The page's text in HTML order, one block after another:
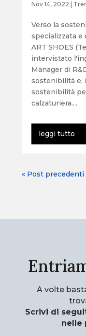
Nov 14, 2022
Verso la
specializzata e
ART SHOES
intervistato
Manager di
sostenibilità e,
sostenibilità
calzaturiera....
leggi tutto
« Post precedenti
A volte
Scrivi di
nelle